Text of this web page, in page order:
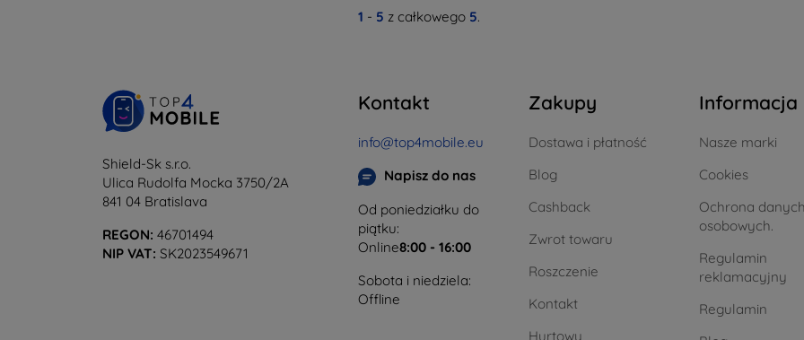
1 - 5 z całkowego 5.
Shield-Sk s.r.o.
Ulica Rudolfa Mocka 3750/2A
841 04 Bratislava
REGON: 46701494
NIP VAT: SK2023549671
Kontakt
info@top4mobile.eu
Napisz do nas
Od poniedziałku do
piątku:
Online8:00 - 16:00
Sobota i niedziela:
Offline
Zakupy
Dostawa i płatność
Blog
Cashback
Zwrot towaru
Roszczenie
Kontakt
Hurtowy
Informacja
Nasze marki
Cookies
Ochrona danych
osobowych.
Regulamin
reklamacyjny
Regulamin